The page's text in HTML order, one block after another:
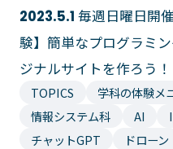
2023.5.1 毎週日曜日開
験】簡単なプログラミ
ジナルサイトを作ろう！
TOPICS
学科の体験メ
情報システム科
AI
チャットGPT
ドローン